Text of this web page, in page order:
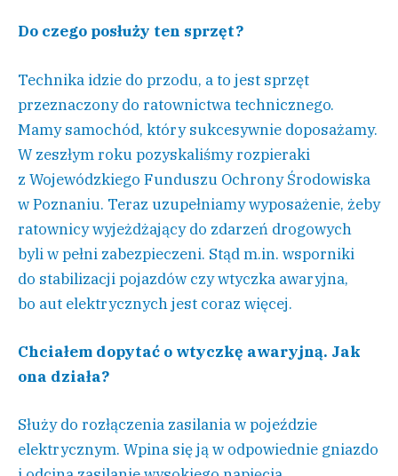
Do czego posłuży ten sprzęt?
Technika idzie do przodu, a to jest sprzęt
przeznaczony do ratownictwa technicznego.
Mamy samochód, który sukcesywnie doposażamy.
W zeszłym roku pozyskaliśmy rozpieraki
z Wojewódzkiego Funduszu Ochrony Środowiska
w Poznaniu. Teraz uzupełniamy wyposażenie, żeby
ratownicy wyjeżdżający do zdarzeń drogowych
byli w pełni zabezpieczeni. Stąd m.in. wsporniki
do stabilizacji pojazdów czy wtyczka awaryjna,
bo aut elektrycznych jest coraz więcej.
Chciałem dopytać o wtyczkę awaryjną. Jak
ona działa?
Służy do rozłączenia zasilania w pojeździe
elektrycznym. Wpina się ją w odpowiednie gniazdo